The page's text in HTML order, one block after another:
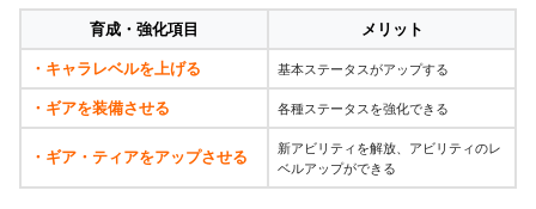
育成・強化項目 メリット
・キャラレベルを上げる 基本ステータスがアップする
・ギアを装備させる 各種ステータスを強化できる
・ギア・ティアをアップさせる
新アビリティを解放、アビリティのレ
ベルアップができる